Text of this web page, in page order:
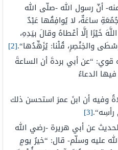
أنّ رسول الله -صلّى الله
ساعَةٌ، لا يُوافِقُها عَبْدٌ
خَيْرًا إلَّا أعْطاهُ وقالَ بيَدِهِ،
والخِنْصِرِ، قُلْنا: يُزَهِّدُها“.
[2]
قوي: “عن أبي بردةَ أن الساعةَ
الدعاءُ
وفيه أن ابنَ عمرَ استحسن ذلك
“.
[3]
عن أبي هريرة -رضي الله
عليه وسلّم- قال: “خيرُ يومٍ